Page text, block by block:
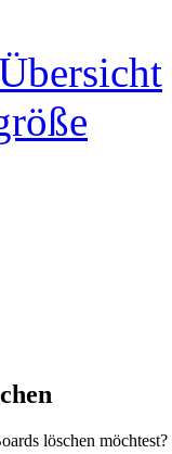
löschen möchtest?